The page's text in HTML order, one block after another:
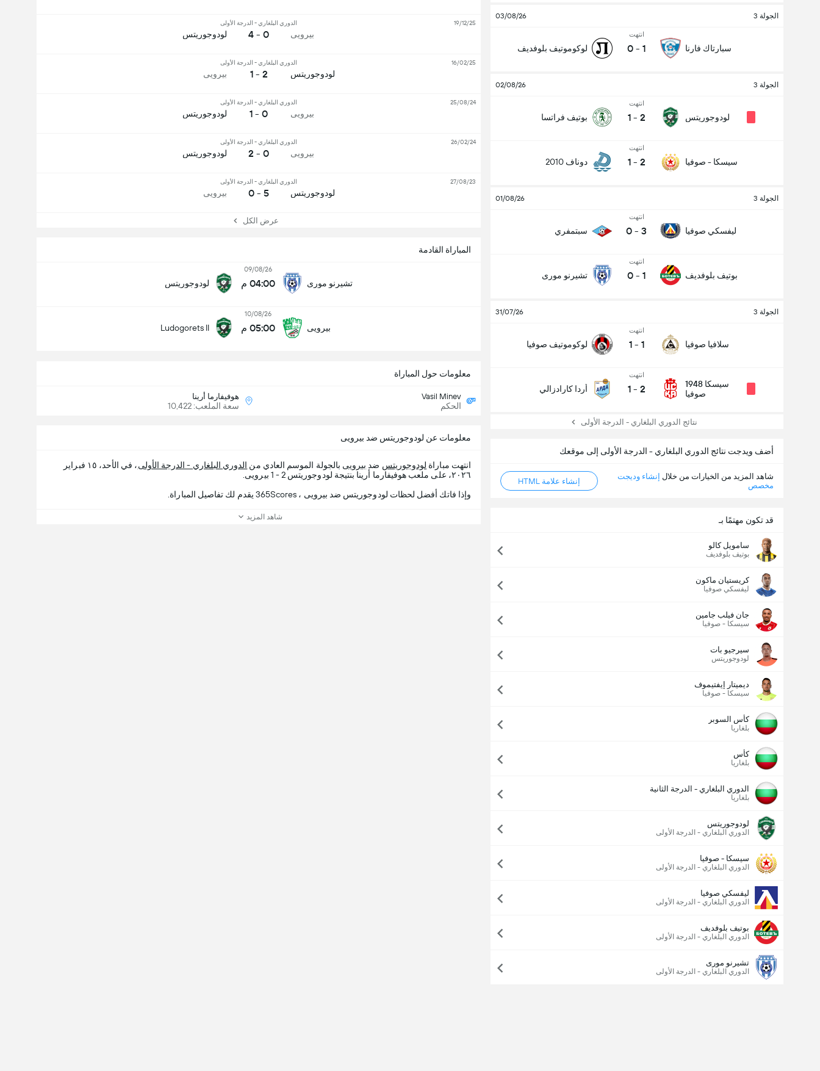
الجولة 3 03/08/26
سبارتاك فارنا
انتهت
1
-
0 لوكوموتيف بلوفديف
الجولة 3 02/08/26
لودوجوريتس
انتهت
2
-
1 بوتيف فراتسا
سيسكا - صوفيا
انتهت
2
-
1 دوناف 2010
الجولة 3 01/08/26
ليفسكي صوفيا
انتهت
3
-
0 سبتمفري
بوتيف بلوفديف
انتهت
1
-
0 تشيرنو مورى
الجولة 3 31/07/26
سلافيا صوفيا
انتهت
1
-
1 لوكوموتيف صوفيا
سيسكا 1948
صوفيا
انتهت
2
-
1 أردا كارادزالي
نتائج الدوري البلغاري - الدرجة الأولى
أضف ويدجت نتائج الدوري البلغاري - الدرجة الأولى إلى موقعك
شاهد المزيد من الخيارات من خلال إنشاء وديجت
مخصص
إنشاء علامة HTML
قد تكون مهتمًا بـ
سامويل كالو
بوتيف بلوفديف
كريستيان ماكون
ليفسكي صوفيا
جان فيلب جامين
سيسكا - صوفيا
سيرجيو بات
لودوجوريتس
ديميتار إيفتيموف
سيسكا - صوفيا
كأس السوبر
بلغاريا
كأس
بلغاريا
الدوري البلغاري - الدرجة الثانية
بلغاريا
لودوجوريتس
الدوري البلغاري - الدرجة الأولى
سيسكا - صوفيا
الدوري البلغاري - الدرجة الأولى
ليفسكي صوفيا
الدوري البلغاري - الدرجة الأولى
بوتيف بلوفديف
الدوري البلغاري - الدرجة الأولى
تشيرنو مورى
الدوري البلغاري - الدرجة الأولى
المباراة القادمة
تشيرنو مورى
09/08/26
04:00 م لودوجوريتس
بيرويى
10/08/26
05:00 م Ludogorets II
معلومات حول المباراة
Vasil Minev
الحكم
هوفيفارما أرينا
سعة الملعب: 10,422
بيرويى
الدوري البلغاري - الدرجة الأولى
0 - 4 لودوجوريتس
19/12/25
لودوجوريتس
الدوري البلغاري - الدرجة الأولى
2 - 1 بيرويى
16/02/25
بيرويى
الدوري البلغاري - الدرجة الأولى
0 - 1 لودوجوريتس
25/08/24
بيرويى
الدوري البلغاري - الدرجة الأولى
0 - 2 لودوجوريتس
26/02/24
لودوجوريتس
الدوري البلغاري - الدرجة الأولى
5 - 0 بيرويى
27/08/23
عرض الكل
معلومات عن لودوجوريتس ضد بيرويى
انتهت مباراة لودوجوريتس ضد بيرويى بالجولة الموسم العادي من الدوري البلغاري - الدرجة الأولى
، في الأحد، ١٥ فبراير
٢٠٢٦، على ملعب هوفيفارما أرينا بنتيجة لودوجوريتس 2 - 1 بيرويى.
وإذا فاتك أفضل لحظات لودوجوريتس ضد بيرويى ، 365Scores يقدم لك تفاصيل المباراة.
شاهد المزيد